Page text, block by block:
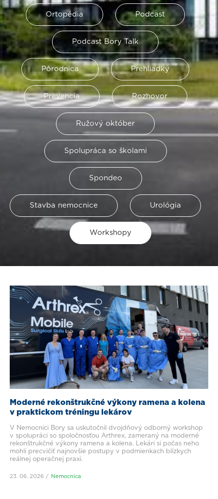
Ortopédia Podcast
Podcast Bory Talk
Pôrodnica Prehliadky
Prevencia Rozhovor
Ružový október
Spolupráca so školami
Spondeo
Stavba nemocnice Urológia
Workshopy
Moderné rekonštrukčné výkony ramena a kolena
v praktickom tréningu lekárov
V Nemocnici Bory sa uskutočnil dvojdňový odborný workshop
v spolupráci so spoločnosťou Arthrex, zameraný na moderné
rekonštrukčné výkony ramena a kolena. Lekári si počas neho
mohli precvičiť najnovšie postupy v podmienkach blízkych
reálnej operačnej praxi.
23. 06. 2026 Nemocnica